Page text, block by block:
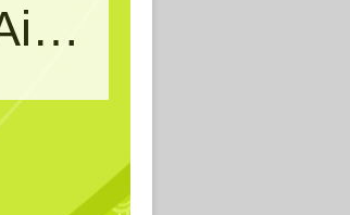
Kritische Massen - Ein Blog von Sepp Aigner